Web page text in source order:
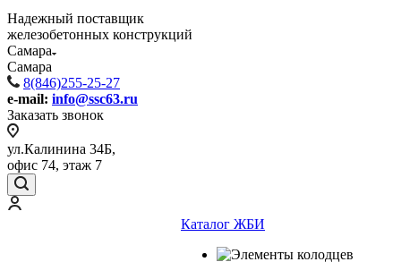
Надежный поставщик
железобетонных конструкций
Самара
Самара
8(846)255-25-27
e-mail: info@ssc63.ru
Заказать звонок
ул.Калинина 34Б,
офис 74, этаж 7
Каталог ЖБИ